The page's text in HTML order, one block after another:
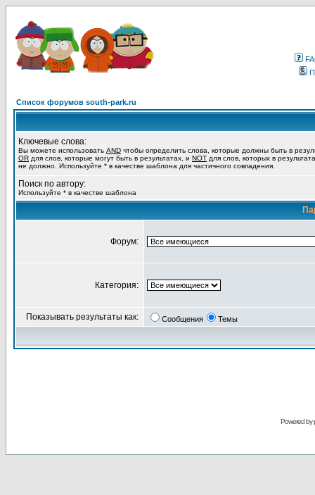
Список форумов south-park.ru
Ключевые слова:
Вы можете использовать AND чтобы определить слова, которые должны быть в
OR для слов, которые могут быть в результатах, и NOT для слов, которых в
не должно. Используйте * в качестве шаблона для частичного совпадения.
Поиск по автору:
Используйте * в качестве шаблона
Форум:
Категория:
Показывать результаты как: Сообщения Темы
Powered by